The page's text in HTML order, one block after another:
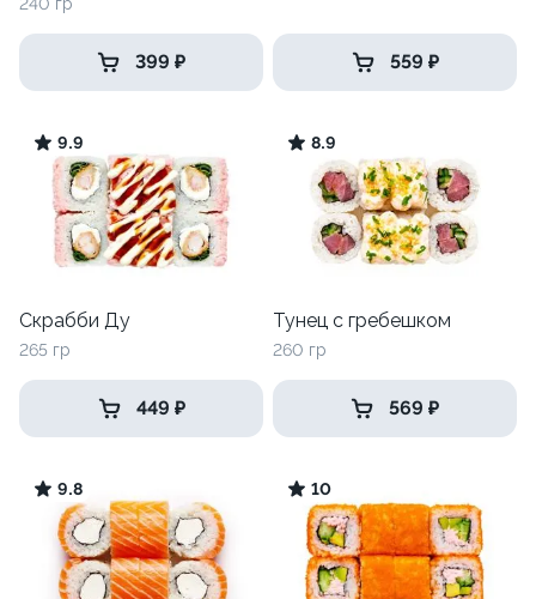
240 гр
399 ₽ 559 ₽
9.9
Скрабби Ду
265 гр
449 ₽
8.9
Тунец с гребешком
260 гр
569 ₽
9.8 10